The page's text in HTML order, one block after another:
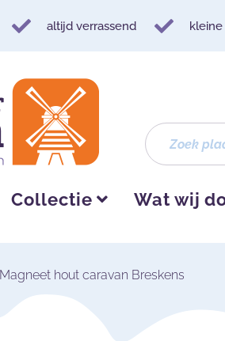
altijd verrassend
Collectie Wat wij
Magneet hout caravan Breskens